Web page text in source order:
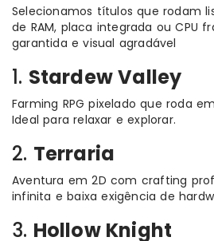
Selecionamos títulos que rodam
de RAM, placa integrada ou CPU
garantida e visual agradável
1. Stardew Valley
Farming RPG pixelado que roda
Ideal para relaxar e explorar.
2. Terraria
Aventura em 2D com crafting
infinita e baixa exigência de
3. Hollow Knight